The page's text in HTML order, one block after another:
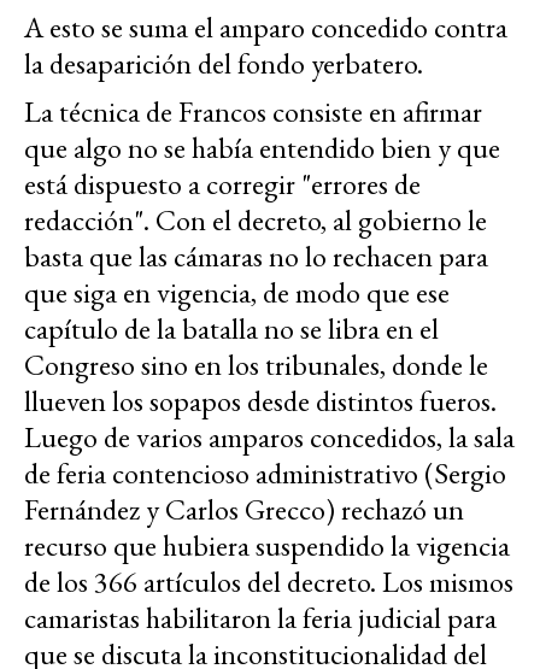
A esto se suma el amparo concedido contra
la desaparición del fondo yerbatero.
La técnica de Francos consiste en afirmar
que algo no se había entendido bien y que
está dispuesto a corregir "errores de
redacción". Con el decreto, al gobierno le
basta que las cámaras no lo rechacen para
que siga en vigencia, de modo que ese
capítulo de la batalla no se libra en el
Congreso sino en los tribunales, donde le
llueven los sopapos desde distintos fueros.
Luego de varios amparos concedidos, la sala
de feria contencioso administrativo (Sergio
Fernández y Carlos Grecco) rechazó un
recurso que hubiera suspendido la vigencia
de los 366 artículos del decreto. Los mismos
camaristas habilitaron la feria judicial para
que se discuta la inconstitucionalidad del